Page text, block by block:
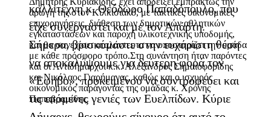
αρωγή της στον Κιλκισιακό, με τακτικές οικονομικές
επιχορηγήσεις, διάθεση των δημοτικών αθλητικών
εγκαταστάσεων και παροχή υλικοτεχνικής υποδομής,
και θα συνεχίσει αταλάντευτα να υποστηρίζει την ομάδα
με κάθε πρόσφορο τρόπο.Στη συνάντηση ήταν παρόντες
και οι Αντιδήμαρχοι κ.κ. Αλέξανδρος Σημαιοφορίδης
και Νικόλαος Γιαρήμαγας, καθώς και ο ισχυρός
οικονομικός παράγοντας της ομάδας κ. Χρόνης
Παπαβραμίδης.
καλλιτέχνη κ. Θεόδωρο Παπαδόπουλο, που
είχε συνεργαστεί και με τον Απάρτη.
Σήμερα, βρισκόμαστε στην ευχάριστη θέση
να αποκαλύψουμε για δεύτερη φορά τον
«Έφηβο», προκειμένου να συντροφεύει και
τις επόμενες γενιές των Ευελπίδων. Κύριε